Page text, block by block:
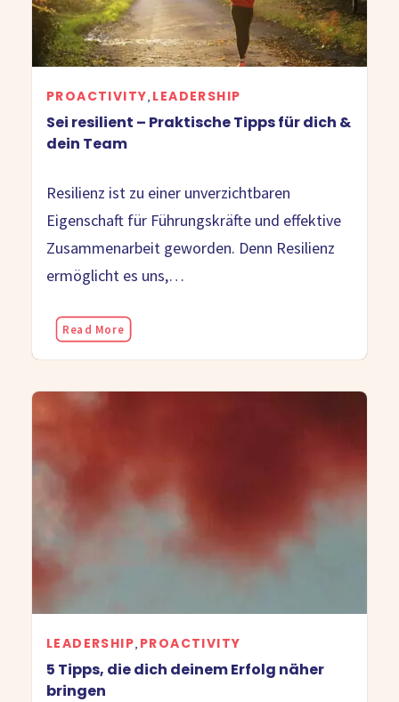
PROACTIVITY LEADERSHIP
Sei resilient – Praktische Tipps für dich &
dein Team
Resilienz ist zu einer unverzichtbaren
Eigenschaft für Führungskräfte und effektive
Zusammenarbeit geworden. Denn Resilienz
ermöglicht es uns,…
Read More
LEADERSHIP PROACTIVITY
5 Tipps, die dich deinem Erfolg näher
bringen